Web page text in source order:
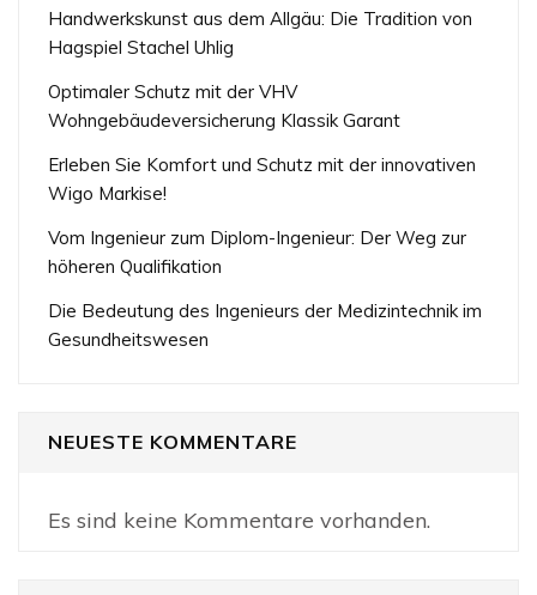
Handwerkskunst aus dem Allgäu: Die Tradition von
Hagspiel Stachel Uhlig
Optimaler Schutz mit der VHV
Wohngebäudeversicherung Klassik Garant
Erleben Sie Komfort und Schutz mit der innovativen
Wigo Markise!
Vom Ingenieur zum Diplom-Ingenieur: Der Weg zur
höheren Qualifikation
Die Bedeutung des Ingenieurs der Medizintechnik im
Gesundheitswesen
NEUESTE KOMMENTARE
Es sind keine Kommentare vorhanden.